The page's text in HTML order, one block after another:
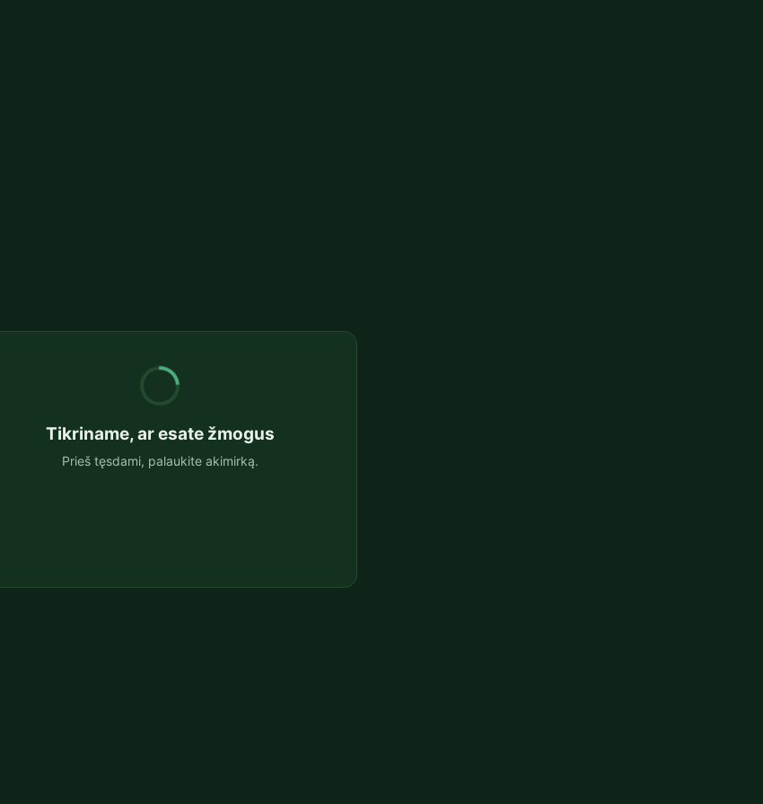
Tikriname, ar esate žmogus
Prieš tęsdami, palaukite akimirką.